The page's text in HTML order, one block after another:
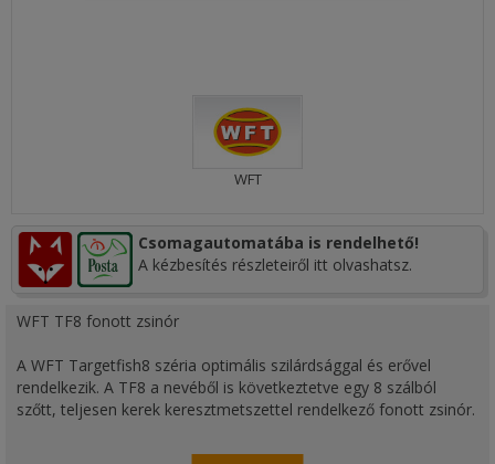
WFT
Csomagautomatába is rendelhető!
A kézbesítés részleteiről itt olvashatsz.
WFT TF8 fonott zsinór
A WFT Targetfish8 széria optimális szilárdsággal és erővel
rendelkezik. A TF8 a nevéből is következtetve egy 8 szálból
szőtt, teljesen kerek keresztmetszettel rendelkező fonott zsinór.
A 8x fonásnak köszönhetően a TF8 hihetetlenül sima felülettel